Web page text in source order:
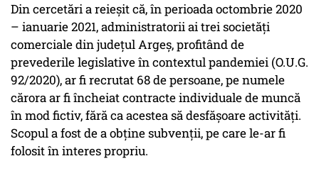
Din cercetări a reieșit că, în perioada octombrie 2020
– ianuarie 2021, administratorii ai trei societăți
comerciale din județul Argeș, profitând de
prevederile legislative în contextul pandemiei (O.U.G.
92/2020), ar fi recrutat 68 de persoane, pe numele
cărora ar fi încheiat contracte individuale de muncă
în mod fictiv, fără ca acestea să desfășoare activități.
Scopul a fost de a obține subvenții, pe care le-ar fi
folosit în interes propriu.